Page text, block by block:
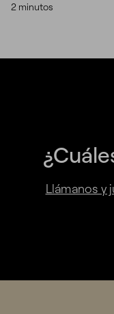
2 minutos
Llámanos y